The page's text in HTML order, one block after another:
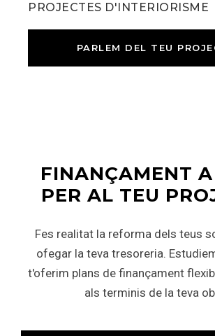
PROJECTES D'INTERIORISME
PARLEM DEL TEU
FINANÇAMENT
PER AL TEU
Fes realitat la reforma dels teus
ofegar la teva tresoreria.
t'oferim plans de finançament
als terminis de la teva